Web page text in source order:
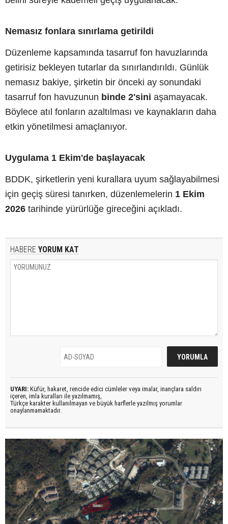
Nemasız fonlara sınırlama getirildi
Düzenleme kapsamında tasarruf fon havuzlarında
getirisiz bekleyen tutarlar da sınırlandırıldı. Günlük
nemasız bakiye, şirketin bir önceki ay sonundaki
tasarruf fon havuzunun binde 2'sini aşamayacak.
Böylece atıl fonların azaltılması ve kaynakların daha
etkin yönetilmesi amaçlanıyor.
Uygulama 1 Ekim'de başlayacak
BDDK, şirketlerin yeni kurallara uyum sağlayabilmesi
için geçiş süresi tanırken, düzenlemelerin 1 Ekim
2026 tarihinde yürürlüğe gireceğini açıkladı.
HABERE YORUM KAT
UYARI: Küfür, hakaret, rencide edici cümleler veya imalar, inançlara saldırı
içeren, imla kuralları ile yazılmamış,
Türkçe karakter kullanılmayan ve büyük harflerle yazılmış yorumlar
onaylanmamaktadır.